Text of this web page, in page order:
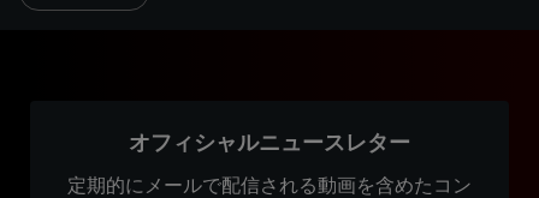
オフィシャルニュースレター
定期的にメールで配信される動画を含めたコン